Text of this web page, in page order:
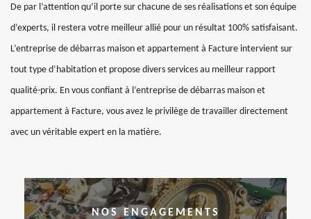
De par l’attention qu’il porte sur chacune de ses réalisations et son équipe
d’experts, il restera votre meilleur allié pour un résultat 100% satisfaisant.
L’entreprise de débarras maison et appartement à Facture intervient sur
tout type d’habitation et propose divers services au meilleur rapport
qualité-prix. En vous confiant à l’entreprise de débarras maison et
appartement à Facture, vous avez le privilège de travailler directement
avec un véritable expert en la matière.
NOS ENGAGEMENTS